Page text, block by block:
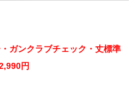
ガンクラブチェック・丈標準
円